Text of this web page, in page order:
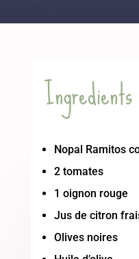
Ingredients
Nopal Ramitos
2 tomates
1 oignon rouge
Jus de citron
Olives noires